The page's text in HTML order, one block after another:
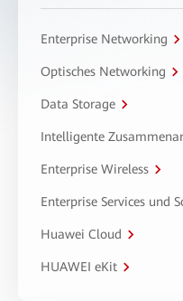
Enterprise Networking
Optisches Networking
Data Storage
Intelligente
Enterprise Wireless
Enterprise Services und
Huawei Cloud
HUAWEI eKit